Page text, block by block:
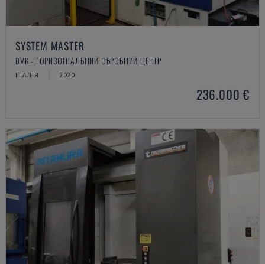
SYSTEM MASTER
DVK - ГОРИЗОНТАЛЬНИЙ ОБРОБНИЙ ЦЕНТР
ІТАЛІЯ 2020
236.000 €